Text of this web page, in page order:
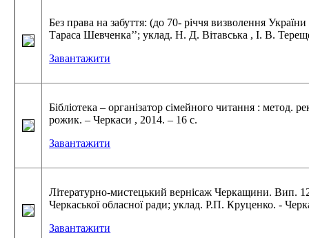
Без права на забуття: (до 70- річчя визволення
Тараса Шевченка’’; уклад. Н. Д. Вітавська , І. В.
Завантажити
Бібліотека – організатор сімейного читання :
рожик. – Черкаси , 2014. – 16 с.
Завантажити
Літературно-мистецький вернісаж Черкащини. Вип.
Черкаської обласної ради; уклад. Р.П. Круценко. -
Завантажити